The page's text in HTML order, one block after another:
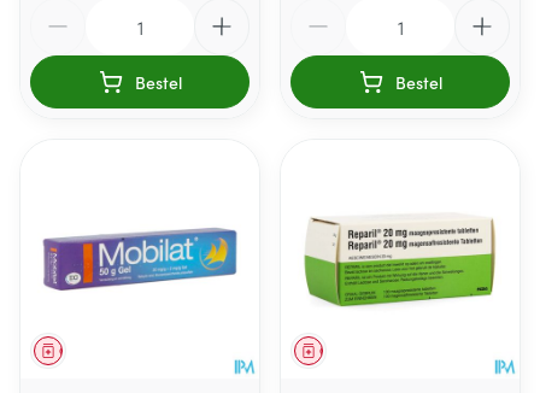
Bestel Bestel
Geneesmiddel Geneesmiddel